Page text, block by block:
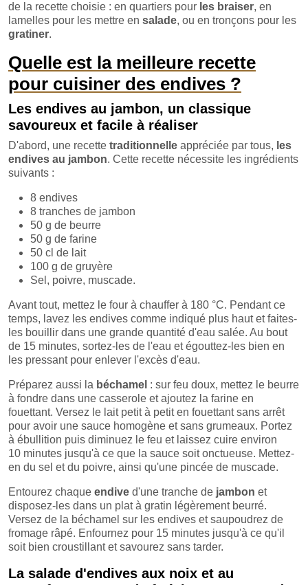
de la recette choisie : en quartiers pour les braiser, en
lamelles pour les mettre en salade, ou en tronçons pour les
gratiner.
Quelle est la meilleure recette
pour cuisiner des endives ?
Les endives au jambon, un classique
savoureux et facile à réaliser
D'abord, une recette traditionnelle appréciée par tous, les
endives au jambon. Cette recette nécessite les ingrédients
suivants :
8 endives
8 tranches de jambon
50 g de beurre
50 g de farine
50 cl de lait
100 g de gruyère
Sel, poivre, muscade.
Avant tout, mettez le four à chauffer à 180 °C. Pendant ce
temps, lavez les endives comme indiqué plus haut et faites-
les bouillir dans une grande quantité d'eau salée. Au bout
de 15 minutes, sortez-les de l'eau et égouttez-les bien en
les pressant pour enlever l'excès d'eau.
Préparez aussi la béchamel : sur feu doux, mettez le beurre
à fondre dans une casserole et ajoutez la farine en
fouettant. Versez le lait petit à petit en fouettant sans arrêt
pour avoir une sauce homogène et sans grumeaux. Portez
à ébullition puis diminuez le feu et laissez cuire environ
10 minutes jusqu'à ce que la sauce soit onctueuse. Mettez-
en du sel et du poivre, ainsi qu'une pincée de muscade.
Entourez chaque endive d'une tranche de jambon et
disposez-les dans un plat à gratin légèrement beurré.
Versez de la béchamel sur les endives et saupoudrez de
fromage râpé. Enfournez pour 15 minutes jusqu'à ce qu'il
soit bien croustillant et savourez sans tarder.
La salade d'endives aux noix et au